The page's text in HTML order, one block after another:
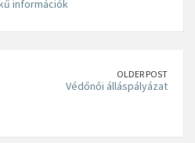
információk
OLDER POST
Védőnői álláspályázat